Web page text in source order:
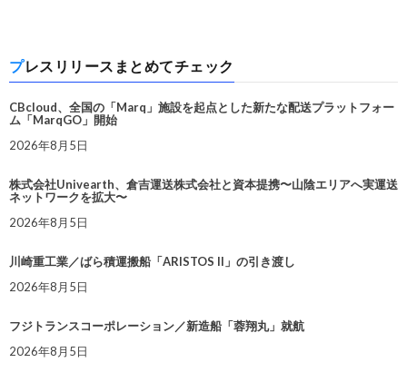
プレスリリースまとめてチェック
CBcloud、全国の「Marq」施設を起点とした新たな配送プラットフォー
ム「MarqGO」開始
2026年8月5日
株式会社Univearth、倉吉運送株式会社と資本提携〜山陰エリアへ実運送
ネットワークを拡大〜
2026年8月5日
川崎重工業／ばら積運搬船「ARISTOS II」の引き渡し
2026年8月5日
フジトランスコーポレーション／新造船「蓉翔丸」就航
2026年8月5日